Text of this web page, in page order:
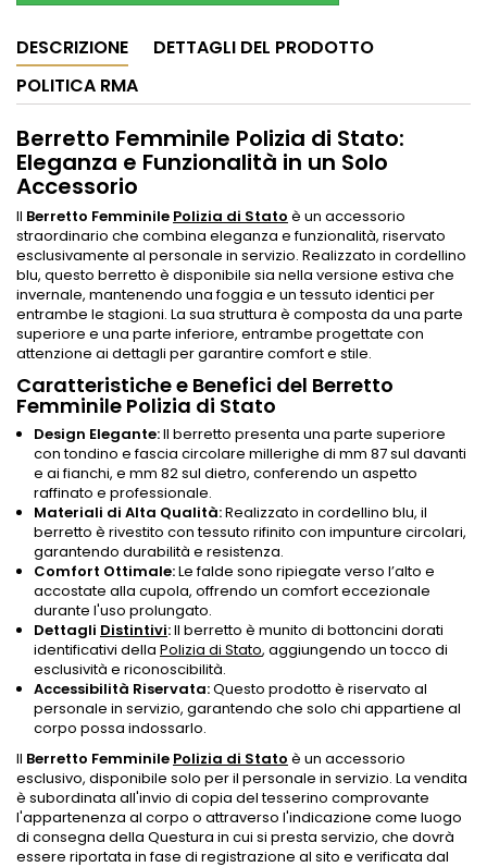
DESCRIZIONE
DETTAGLI DEL PRODOTTO
POLITICA RMA
Berretto Femminile Polizia di Stato:
Eleganza e Funzionalità in un Solo
Accessorio
Il Berretto Femminile Polizia di Stato è un accessorio
straordinario che combina eleganza e funzionalità, riservato
esclusivamente al personale in servizio. Realizzato in cordellino
blu, questo berretto è disponibile sia nella versione estiva che
invernale, mantenendo una foggia e un tessuto identici per
entrambe le stagioni. La sua struttura è composta da una parte
superiore e una parte inferiore, entrambe progettate con
attenzione ai dettagli per garantire comfort e stile.
Caratteristiche e Benefici del Berretto
Femminile Polizia di Stato
Design Elegante:Il berretto presenta una parte superiore
con tondino e fascia circolare millerighe di mm 87 sul davanti
e ai fianchi, e mm 82 sul dietro, conferendo un aspetto
raffinato e professionale.
Materiali di Alta Qualità:Realizzato in cordellino blu, il
berretto è rivestito con tessuto rifinito con impunture circolari,
garantendo durabilità e resistenza.
Comfort Ottimale:Le falde sono ripiegate verso l’alto e
accostate alla cupola, offrendo un comfort eccezionale
durante l'uso prolungato.
Dettagli Distintivi:Il berretto è munito di bottoncini dorati
identificativi della Polizia di Stato, aggiungendo un tocco di
esclusività e riconoscibilità.
Accessibilità Riservata:Questo prodotto è riservato al
personale in servizio, garantendo che solo chi appartiene al
corpo possa indossarlo.
Il Berretto Femminile Polizia di Stato è un accessorio
esclusivo, disponibile solo per il personale in servizio. La vendita
è subordinata all'invio di copia del tesserino comprovante
l'appartenenza al corpo o attraverso l'indicazione come luogo
di consegna della Questura in cui si presta servizio, che dovrà
essere riportata in fase di registrazione al sito e verificata dal